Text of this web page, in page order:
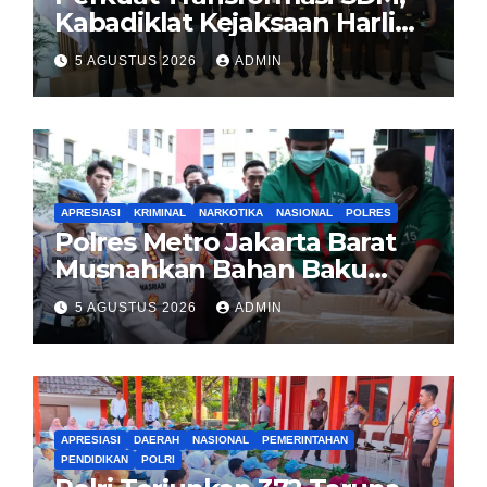
Kabadiklat Kejaksaan Harli
Siregar Jalin Sinergi dengan
LAN RI
5 AGUSTUS 2026 ADMIN
APRESIASI KRIMINAL NARKOTIKA NASIONAL POLRES
Polres Metro Jakarta Barat
Musnahkan Bahan Baku
Narkotika 1,1 Ton
Carisoprodol, Selamatkan 3,5
Juta Jiwa
5 AGUSTUS 2026 ADMIN
APRESIASI DAERAH NASIONAL
PEMERINTAHAN
PENDIDIKAN
POLRI